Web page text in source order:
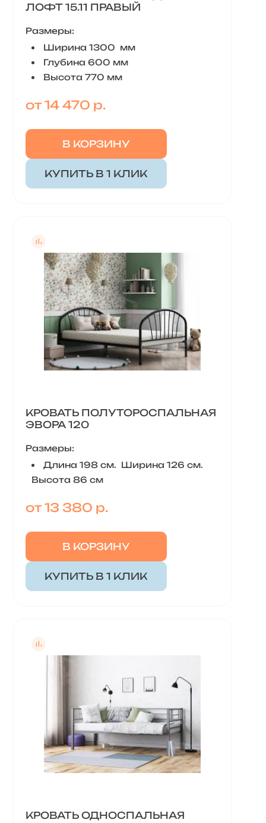
ЛОФТ 15.11 ПРАВЫЙ
Размеры:
Ширина 1300 мм
Глубина 600 мм
Высота 770 мм
от 14 470 р.
В КОРЗИНУ
КУПИТЬ В 1 КЛИК
КРОВАТЬ ПОЛУТОРОСПАЛЬНАЯ
ЭВОРА 120
Размеры:
Длина 198 см. Ширина 126 см.
Высота 86 см
от 13 380 р.
В КОРЗИНУ
КУПИТЬ В 1 КЛИК
КРОВАТЬ ОДНОСПАЛЬНАЯ